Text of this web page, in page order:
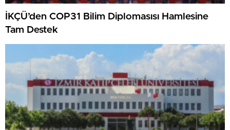
İKÇÜ’den COP31 Bilim Diplomasısı Hamlesine
Tam Destek